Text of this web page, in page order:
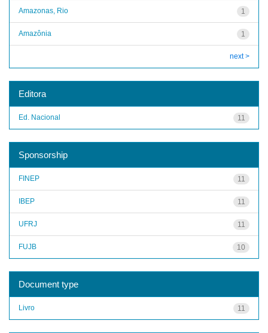
1
Amazonas, Rio
1
Amazônia
next >
Editora
11
Ed. Nacional
Sponsorship
11
FINEP
11
IBEP
11
UFRJ
10
FUJB
Document type
11
Livro